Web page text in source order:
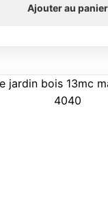
Ajouter au panier